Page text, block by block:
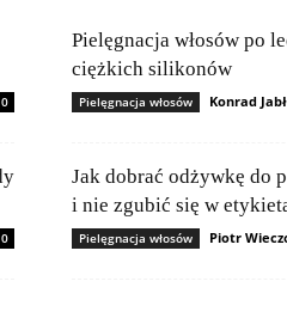
0
Pielęgnacja włosów po
ciężkich silikonów
Pielęgnacja włosów Konrad
0
Jak dobrać odżywkę do
i nie zgubić się w
Pielęgnacja włosów Piotr